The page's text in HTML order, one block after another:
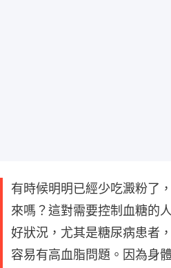
有時候明明已經少吃澱粉了
來嗎？這對需要控制血糖的
好狀況，尤其是糖尿病患者
容易有高血脂問題。因為身